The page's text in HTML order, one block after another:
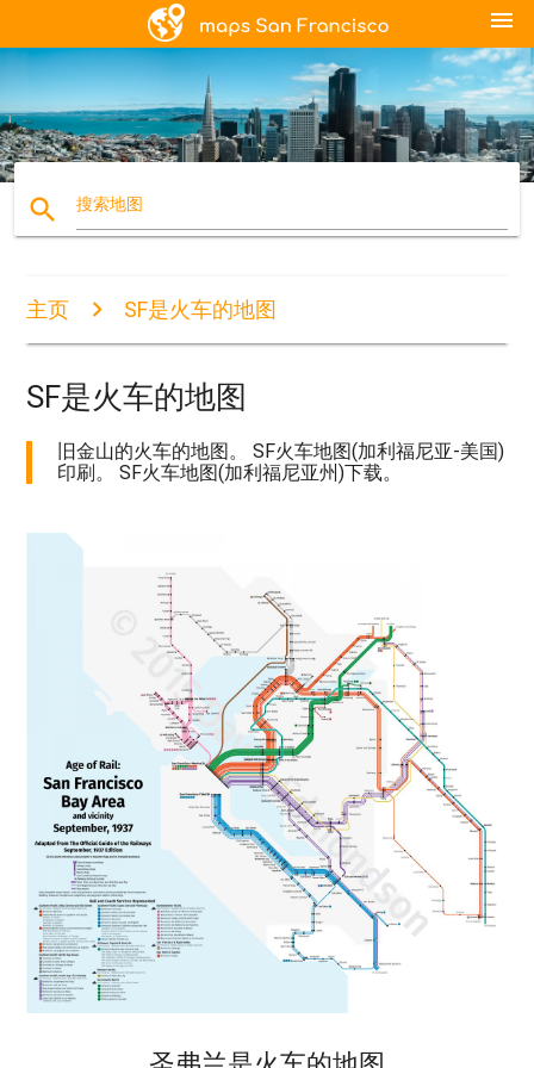
menu
search 搜索地图
主页 SF是火车的地图
SF是火车的地图
旧金山的火车的地图。 SF火车地图(加利福尼亚-美国)
印刷。 SF火车地图(加利福尼亚州)下载。